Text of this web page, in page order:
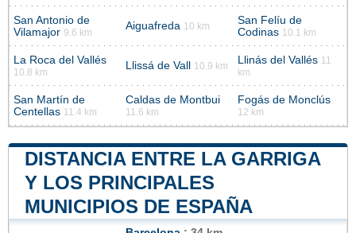
San Antonio de
Vilamajor 9.6 km
Aiguafreda 10 km
San Felíu de
Codinas 10.1 km
La Roca del Vallés
10.8 km
Llissá de Vall 10.9 km Llinás del Vallés 11
km
San Martín de
Centellas 11.4 km
Caldas de Montbui
11.6 km
Fogás de Monclús
12 km
DISTANCIA ENTRE LA GARRIGA
Y LOS PRINCIPALES
MUNICIPIOS DE ESPAÑA